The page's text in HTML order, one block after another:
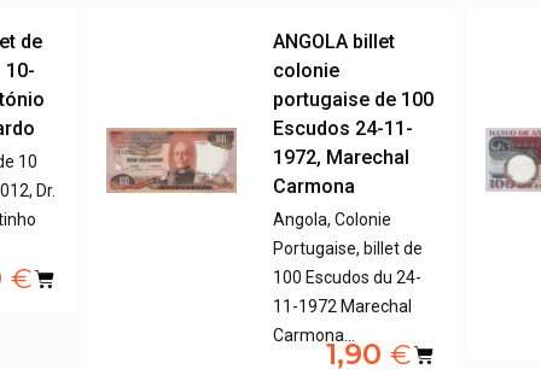
de
10-
10
Dr.
€
ANGOLA billet
colonie
portugaise de 100
Escudos 24-11-
1972, Marechal
Carmona
Angola, Colonie
Portugaise, billet de
100 Escudos du 24-
11-1972 Marechal
Carmona…
1,90 €